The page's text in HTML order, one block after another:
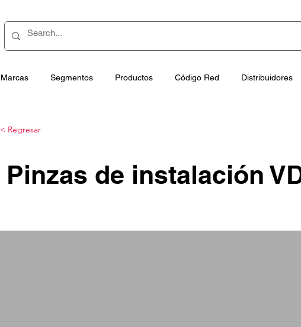
Marcas Segmentos Productos Código Red Distribuidores
< Regresar
Pinzas de instalación